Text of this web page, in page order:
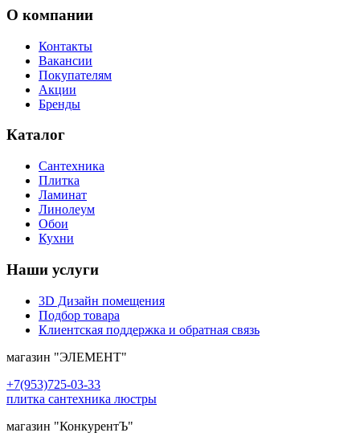
О компании
Контакты
Вакансии
Покупателям
Акции
Бренды
Каталог
Сантехника
Плитка
Ламинат
Линолеум
Обои
Кухни
Наши услуги
3D Дизайн помещения
Подбор товара
Клиентская поддержка и обратная связь
магазин "ЭЛЕМЕНТ"
+7(953)725-03-33
плитка сантехника люстры
магазин "КонкурентЪ"